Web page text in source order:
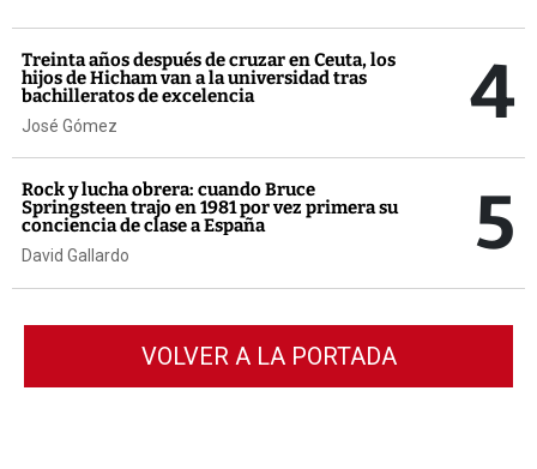
Treinta años después de cruzar en Ceuta, los
hijos de Hicham van a la universidad tras
bachilleratos de excelencia
José Gómez 4
Rock y lucha obrera: cuando Bruce
Springsteen trajo en 1981 por vez primera su
conciencia de clase a España
David Gallardo 5
VOLVER A LA PORTADA